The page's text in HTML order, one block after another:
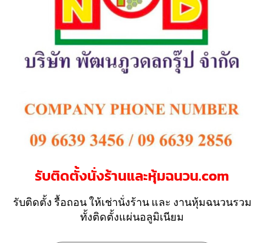
รับติดตั้งนั่งร้านและหุ้มฉนวน.com
รับติดตั้ง รื้อถอน ให้เช่านั่งร้าน และ งานหุ้มฉนวนรวม
ทั้งติดตั้งแผ่นอลูมิเนียม